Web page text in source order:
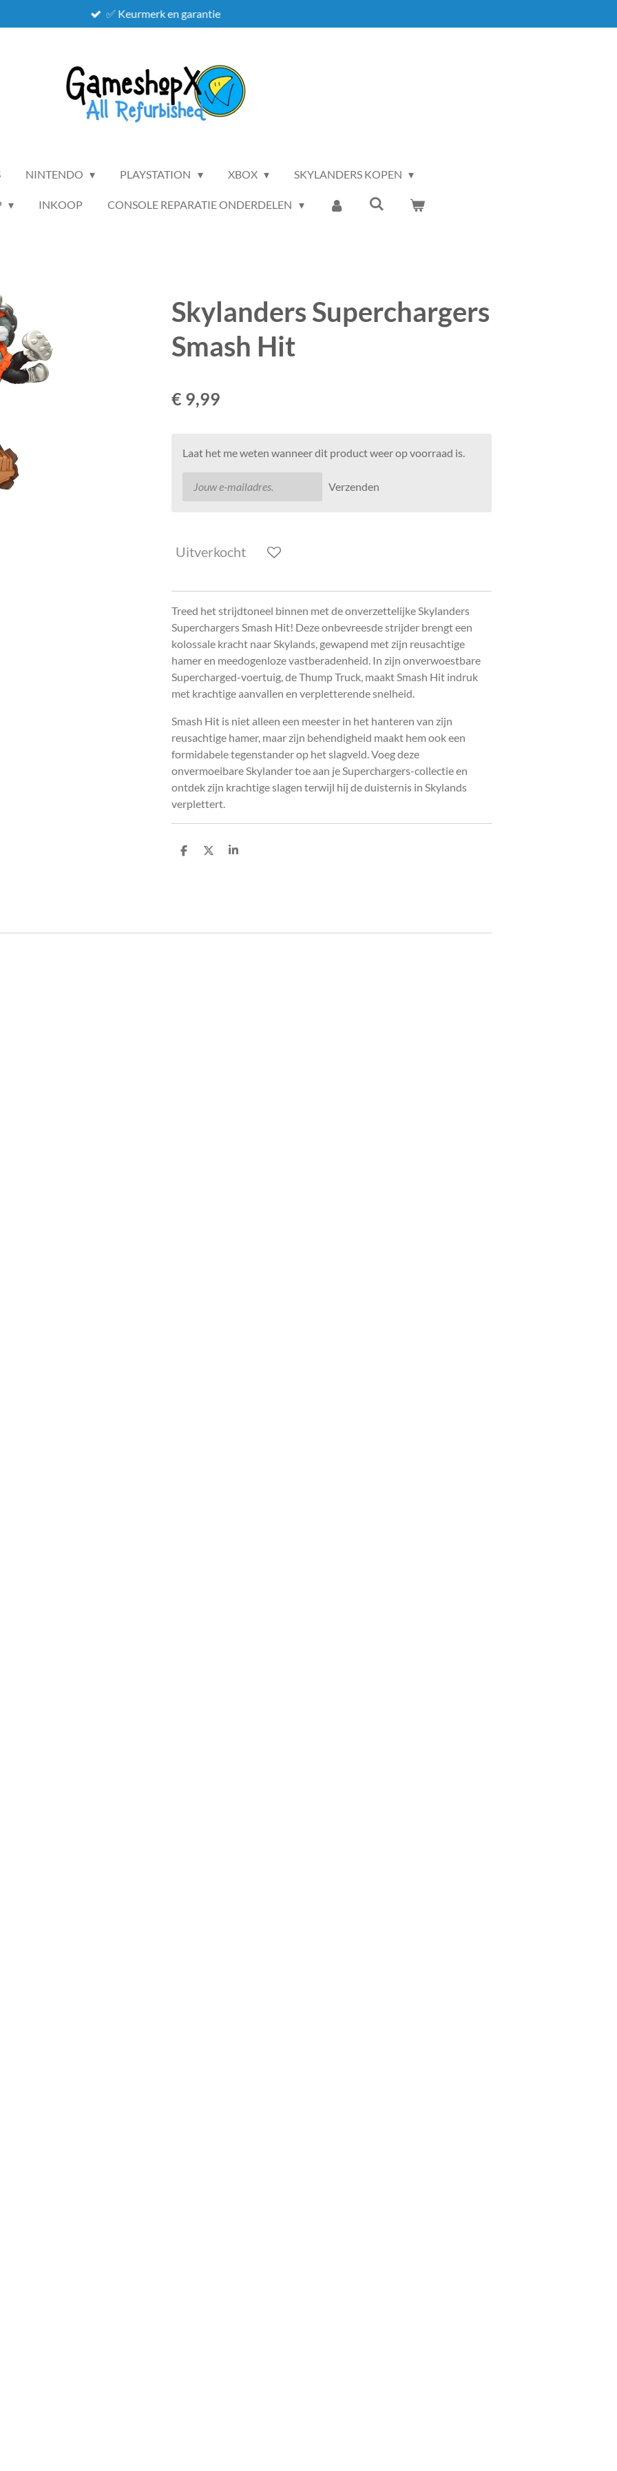
✅ Keurmerk en garantie
NINTENDO PLAYSTATION XBOX SKYLANDERS KOPEN
INKOOP CONSOLE REPARATIE ONDERDELEN
Skylanders Superchargers
Smash Hit
€ 9,99
Laat het me weten wanneer dit product weer op voorraad is.
Verzenden
Uitverkocht
Treed het strijdtoneel binnen met de onverzettelijke Skylanders
Superchargers Smash Hit! Deze onbevreesde strijder brengt een
kolossale kracht naar Skylands, gewapend met zijn reusachtige
hamer en meedogenloze vastberadenheid. In zijn onverwoestbare
Supercharged-voertuig, de Thump Truck, maakt Smash Hit indruk
met krachtige aanvallen en verpletterende snelheid.
Smash Hit is niet alleen een meester in het hanteren van zijn
reusachtige hamer, maar zijn behendigheid maakt hem ook een
formidabele tegenstander op het slagveld. Voeg deze
onvermoeibare Skylander toe aan je Superchargers-collectie en
ontdek zijn krachtige slagen terwijl hij de duisternis in Skylands
verplettert.
D
D
S